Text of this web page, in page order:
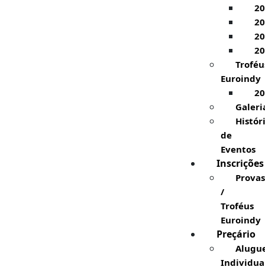
Euroindy
de
Eventos
Inscrições
Provas
/
Troféus
Euroindy
Preçário